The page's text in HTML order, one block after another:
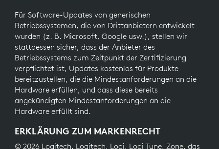
Für Software-Updates von generischen
Betriebssystemen, die von Drittanbietern entwickelt
wurden (z. B. Microsoft, Google usw.), stellen wir
stattdessen sicher, dass der Anbieter des
Betriebssystems zum Zeitpunkt der Zertifizierung
verpflichtet ist, Updates kostenlos für Produkte
bereitzustellen, die die Mindestanforderungen an die
Hardware erfüllen, und dass diese bereits
angekündigten Mindestanforderungen an die
Hardware erfüllt sind.
ERKLÄRUNG ZUM MARKENRECHT
© 2026 Logitech. Logitech, Logi, Logi Tune, Zone, das